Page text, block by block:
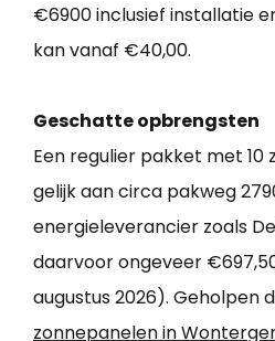
€6900 inclusief installatie
kan vanaf €40,00.
Geschatte opbrengsten
Een regulier pakket met
gelijk aan circa pakweg
energieleverancier zoals
daarvoor ongeveer
augustus 2026). Geholpen
zonnepanelen in